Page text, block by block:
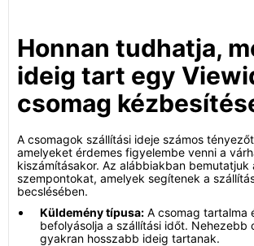
Honnan tudhatja,
ideig tart egy
csomag
A csomagok szállítási ideje számos
amelyeket érdemes figyelembe venni a
kiszámításakor. Az alábbiakban bemutatjuk
szempontokat, amelyek segítenek a
becslésében.
Küldemény típusa: A csomag tartalma
befolyásolja a szállítási időt. Nehezebb
gyakran hosszabb ideig tartanak.